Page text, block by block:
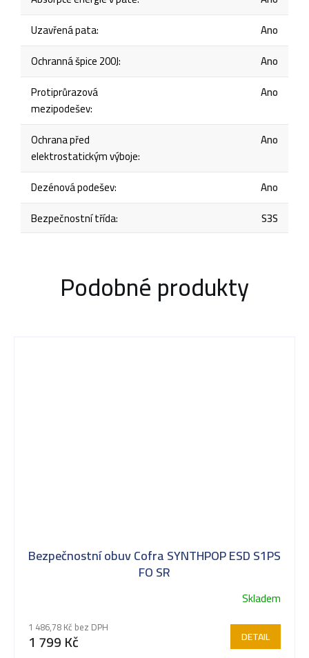
Uzavřená pata:
Ano
Ochranná špice 200J:
Ano
Protiprůrazová
mezipodešev:
Ano
Ochrana před
elektrostatickým výboje:
Ano
Dezénová podešev:
Ano
Bezpečnostní třída: S3S
Podobné produkty
Bezpečnostní obuv Cofra SYNTHPOP ESD S1PS
FO SR
Skladem
1 486,78 Kč bez DPH
1 799 Kč DETAIL